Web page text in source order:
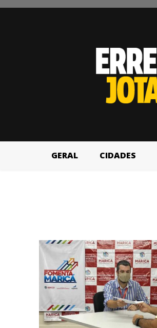
GERAL CIDADES